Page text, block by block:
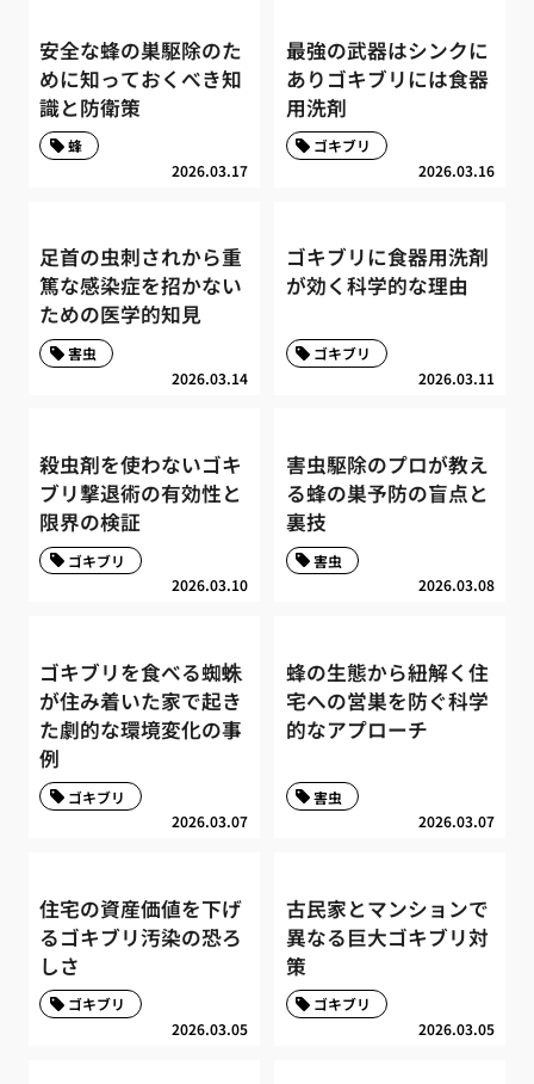
安全な蜂の巣駆除のた
めに知っておくべき知
識と防衛策
2026.03.17
蜂
最強の武器はシンクに
ありゴキブリには食器
用洗剤
2026.03.16
ゴキブリ
足首の虫刺されから重
篤な感染症を招かない
ための医学的知見
2026.03.14
害虫
ゴキブリに食器用洗剤
が効く科学的な理由
2026.03.11
ゴキブリ
殺虫剤を使わないゴキ
ブリ撃退術の有効性と
限界の検証
2026.03.10
ゴキブリ
害虫駆除のプロが教え
る蜂の巣予防の盲点と
裏技
2026.03.08
害虫
ゴキブリを食べる蜘蛛
が住み着いた家で起き
た劇的な環境変化の事
例
2026.03.07
ゴキブリ
蜂の生態から紐解く住
宅への営巣を防ぐ科学
的なアプローチ
2026.03.07
害虫
住宅の資産価値を下げ
るゴキブリ汚染の恐ろ
しさ
2026.03.05
ゴキブリ
古民家とマンションで
異なる巨大ゴキブリ対
策
2026.03.05
ゴキブリ